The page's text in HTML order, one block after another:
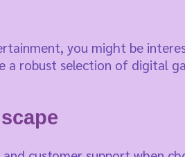
you might be
robust selection of digital